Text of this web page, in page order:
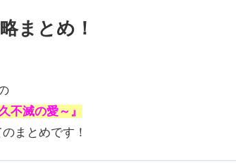
まとめ！
不滅の愛～』
まとめです！